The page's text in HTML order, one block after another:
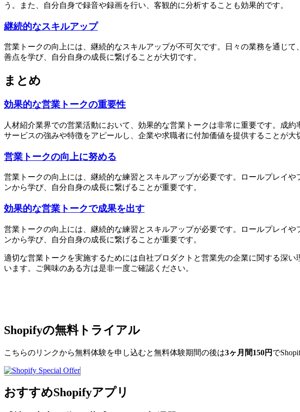
う。また、自分自身で録音や録画を行い、客観的に分析することも効果的です。
継続的なスキルアップ
営業トークの向上には、継続的なスキルアップが不可欠です。日々の業務を通じ
善点を学び、自分自身の成長に繋げることが大切です。
まとめ
効果的な営業トークの重要性
人材紹介業界での営業活動において、効果的な営業トークは非常に重要です。成
サービスの強みや特徴をアピールし、企業や求職者に付加価値を提供することが大
営業トークの向上に努める
営業トークの向上には、継続的な練習とスキルアップが必要です。ロールプレイ
ンから学び、自分自身の成長に繋げることが重要です。
効果的な営業トークで成果を出す
営業トークの向上には、継続的な練習とスキルアップが必要です。ロールプレイ
ンから学び、自分自身の成長に繋げることが重要です。
適切な営業トークを実施するためには自社プロダクトと営業先の企業に関する深い
います。ご興味のある方は是非一度ご確認ください。
Shopifyの無料トライアル
こちらのリンクから無料体験を申し込むと無料体験期間の後は3ヶ月間150円 で
おすすめShopifyアプリ